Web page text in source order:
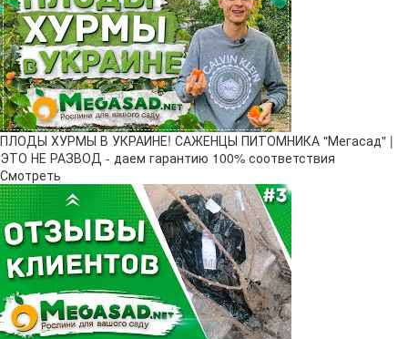
ПЛОДЫ ХУРМЫ В УКРАИНЕ! САЖЕНЦЫ ПИТОМНИКА "Мегасад" |
ЭТО НЕ РАЗВОД - даем гарантию 100% соответствия
Смотреть